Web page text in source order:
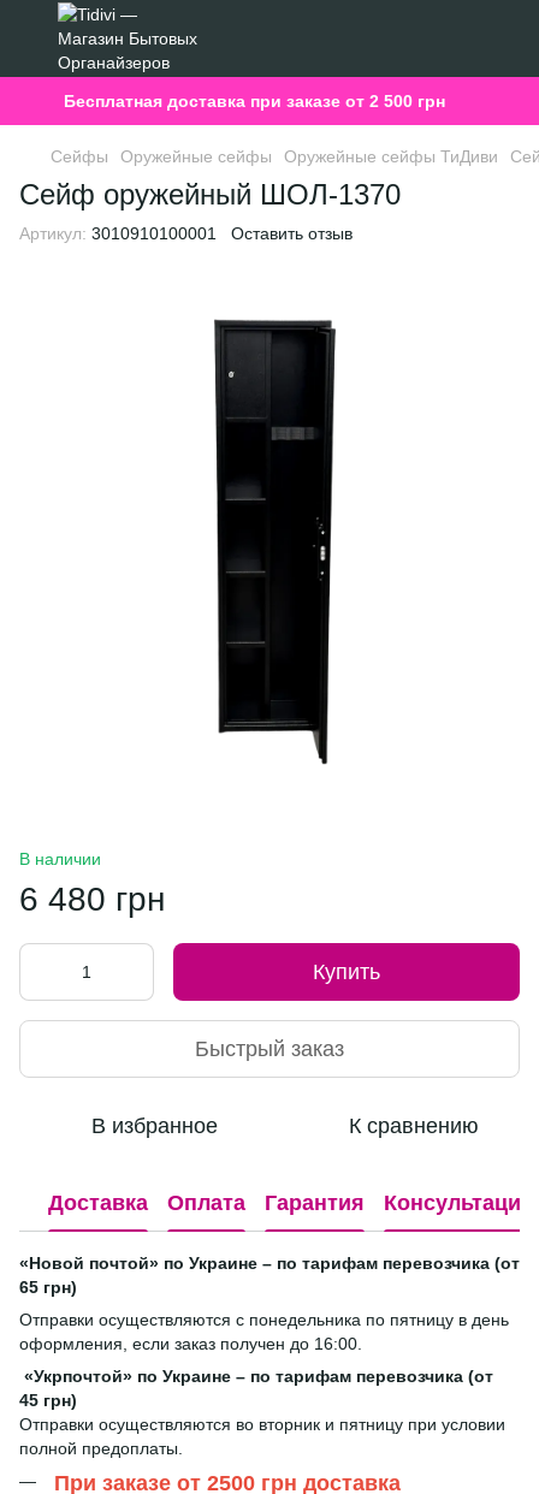
Бесплатная доставка при заказе от 2 500 грн
Сейфы Оружейные сейфы Оружейные сейфы ТиДиви
Сейф оружейный ШОЛ-1370
Артикул: 3010910100001 Оставить отзыв
В наличии
6 480 грн
Купить
Быстрый заказ
В избранное К сравнению
Доставка Оплата Гарантия Консультация
«Новой почтой» по Украине – по тарифам перевозчика (от
65 грн)
Отправки осуществляются с понедельника по пятницу в день
оформления, если заказ получен до 16:00.
«Укрпочтой» по Украине – по тарифам перевозчика (от
45 грн)
Отправки осуществляются во вторник и пятницу при условии
полной предоплаты.
При заказе от 2500 грн доставка